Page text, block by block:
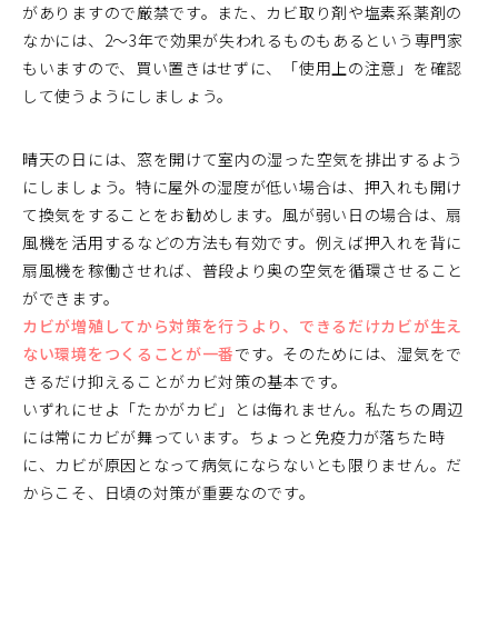
がありますので厳禁です。また、カビ取り剤や塩素系薬剤の
なかには、2～3年で効果が失われるものもあるという専門家
もいますので、買い置きはせずに、「使用上の注意」を確認
して使うようにしましょう。
晴天の日には、窓を開けて室内の湿った空気を排出するよう
にしましょう。特に屋外の湿度が低い場合は、押入れも開け
て換気をすることをお勧めします。風が弱い日の場合は、扇
風機を活用するなどの方法も有効です。例えば押入れを背に
扇風機を稼働させれば、普段より奥の空気を循環させること
ができます。
カビが増殖してから対策を行うより、できるだけカビが生え
ない環境をつくることが一番です。そのためには、湿気をで
きるだけ抑えることがカビ対策の基本です。
いずれにせよ「たかがカビ」とは侮れません。私たちの周辺
には常にカビが舞っています。ちょっと免疫力が落ちた時
に、カビが原因となって病気にならないとも限りません。だ
からこそ、日頃の対策が重要なのです。